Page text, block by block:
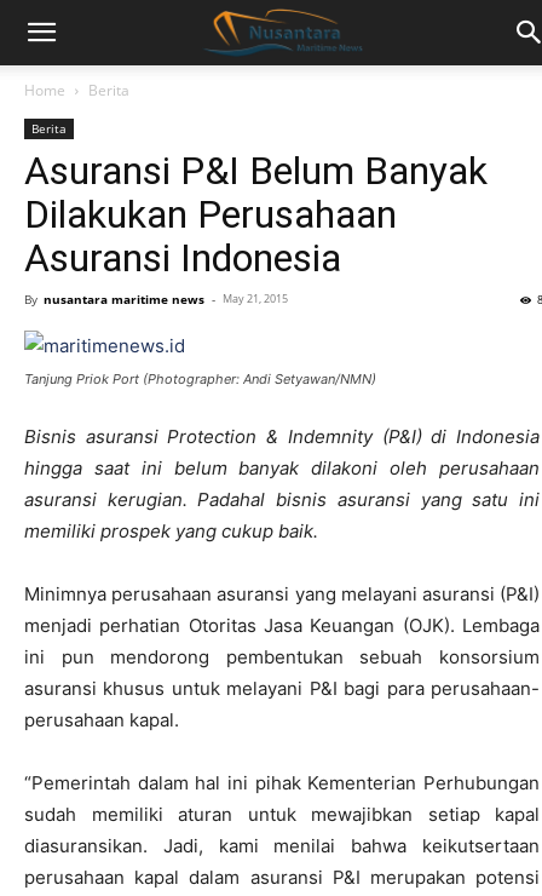
Home Berita
Berita
Asuransi P&I Belum Banyak
Dilakukan Perusahaan
Asuransi Indonesia
By nusantara maritime news - May 21, 2015
Tanjung Priok Port (Photographer: Andi Setyawan/NMN)
Bisnis asuransi Protection & Indemnity (P&I) di Indonesia
hingga saat ini belum banyak dilakoni oleh perusahaan
asuransi kerugian. Padahal bisnis asuransi yang satu ini
memiliki prospek yang cukup baik.
Minimnya perusahaan asuransi yang melayani asuransi (P&I)
menjadi perhatian Otoritas Jasa Keuangan (OJK). Lembaga
ini pun mendorong pembentukan sebuah konsorsium
asuransi khusus untuk melayani P&I bagi para perusahaan-
perusahaan kapal.
“Pemerintah dalam hal ini pihak Kementerian Perhubungan
sudah memiliki aturan untuk mewajibkan setiap kapal
diasuransikan. Jadi, kami menilai bahwa keikutsertaan
perusahaan kapal dalam asuransi P&I merupakan potensi